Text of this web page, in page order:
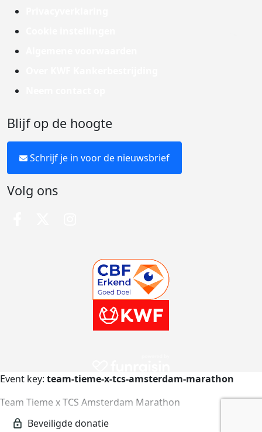
Blijf op de hoogte
Schrijf je in voor de nieuwsbrief
Volg ons
Event key: team-tieme-x-tcs-amsterdam-marathon
Team Tieme x TCS Amsterdam Marathon
team-tieme-x-tcs-amsterdam-marathon